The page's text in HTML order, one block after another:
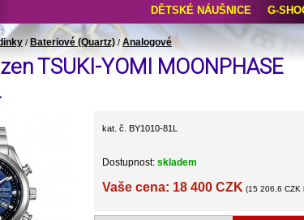
/ Bateriové (Quartz) / Analogové
TSUKI-YOMI MOONPHASE
kat. č. BY1010-81L
Dostupnost: skladem
Vaše cena: 18 400 CZK (15 206,6 CZK
DĚTSKÉ NÁUŠNICE G-